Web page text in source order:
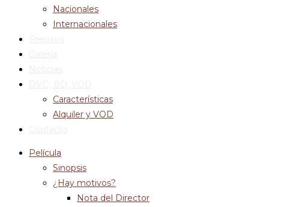
Nacionales
Internacionales
Premios
Galería
Noticias
DVD, BD, VOD
Características
Alquiler y VOD
Contacto
Película
Sinopsis
¿Hay motivos?
Nota del Director